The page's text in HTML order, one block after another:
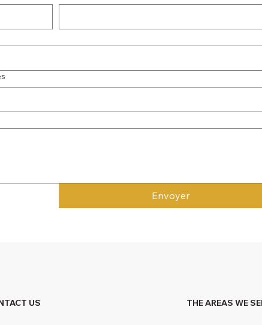
Envoyer
US THE AREAS WE